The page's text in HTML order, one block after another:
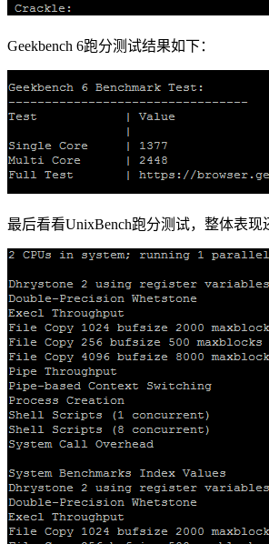
Geekbench 6跑分测试结果如下：
最后看看UnixBench跑分测试，整体表现